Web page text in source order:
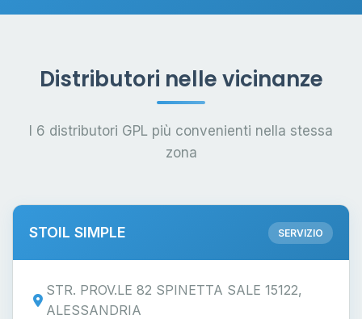
Distributori nelle vicinanze
I 6 distributori GPL più convenienti nella stessa
zona
STOIL SIMPLE SERVIZIO
STR. PROV.LE 82 SPINETTA SALE 15122,
ALESSANDRIA